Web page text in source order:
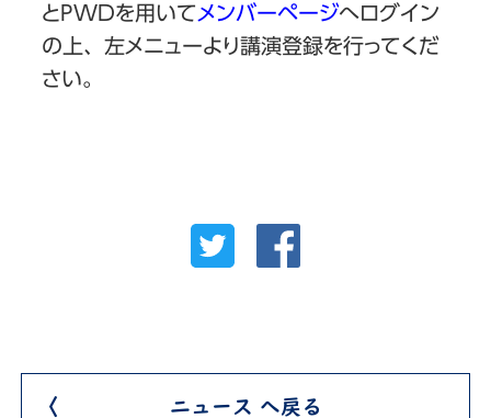
とPWDを用いて メンバーページへログイン
の上、左メニューより講演登録を行ってくだ
さい。
ニュース へ戻る